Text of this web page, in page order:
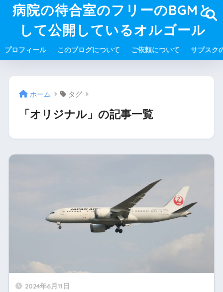
病院の待合室のフリーのBGMと
して公開しているオルゴール
プロフィール このブログについて ご依頼について サブスク
ホーム タグ
「オリジナル」の記事一覧
2024年6月11日